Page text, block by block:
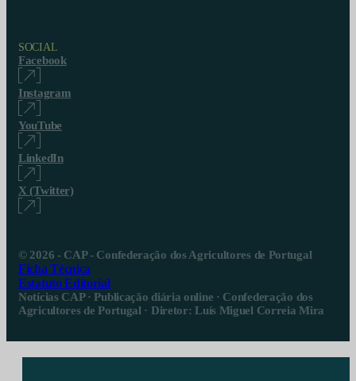
SOCIAL
Facebook
Instagram
YouTube
LinkedIn
X (Twitter)
© 2026 - CAP - Confederação dos Agricultores de Portugal
Ficha Técnica
Estatuto Editorial
Notícias CAP · Publicação diária online · Confederação dos
Agricultores de Portugal · Diretor: Luís Miguel Correia Mira